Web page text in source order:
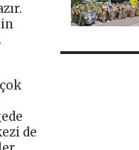
de